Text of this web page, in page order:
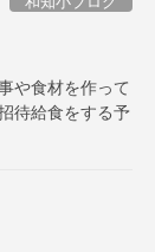
や食材を作って
待給食をする予